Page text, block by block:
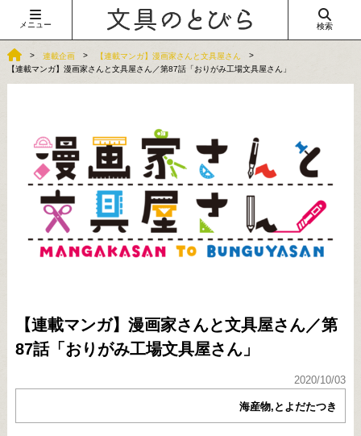
メニュー 検索
連載企画
【連載マンガ】漫画家さんと文具屋さん
【連載マンガ】漫画家さんと文具屋さん／第87話「おりがみ工場文具屋さん」
【連載マンガ】漫画家さんと文具屋さん／第
87話「おりがみ工場文具屋さん」
2020/10/03
海産物,とよだたつき